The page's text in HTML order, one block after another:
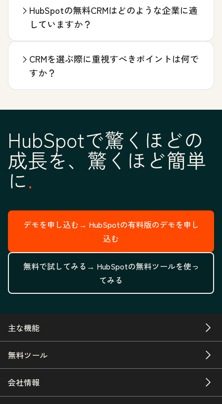
HubSpotの無料CRMはどのような企業に適
していますか？
CRMを選ぶ際に重視すべきポイントは何で
すか？
HubSpotで驚くほどの
成長を、驚くほど簡単
に
デモを申し込む→ HubSpotの有料版のデモを申し
込む
無料で試してみる→ HubSpotの無料ツールを使っ
てみる
主な機能
無料ツール
会社情報